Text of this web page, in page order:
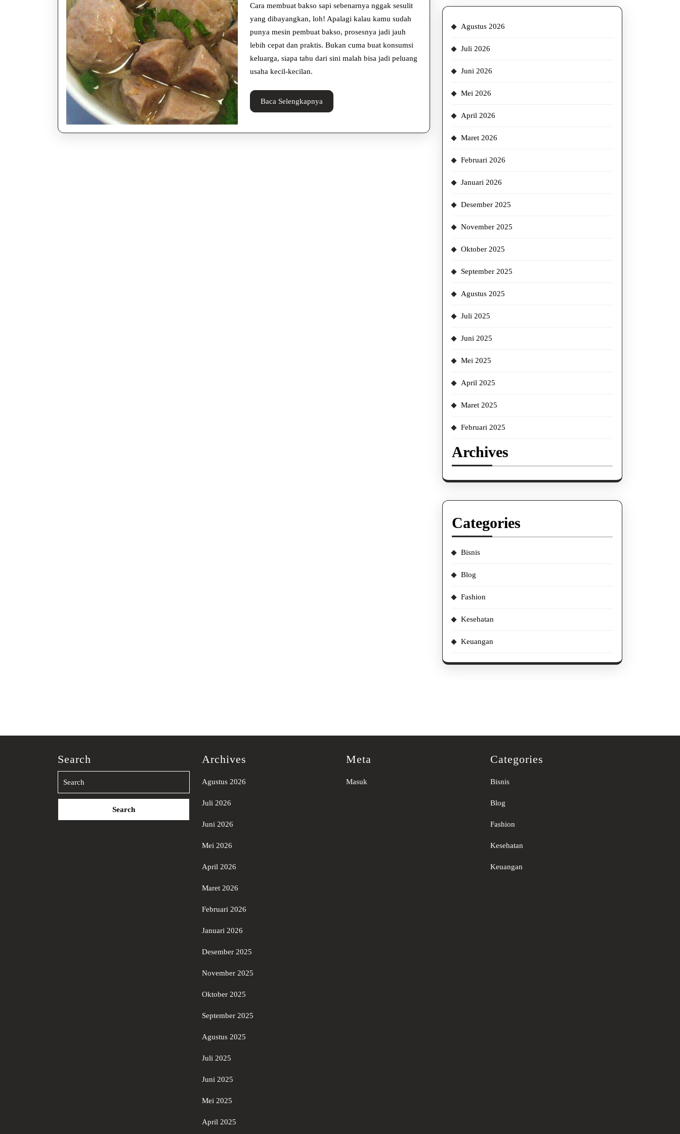
yang
Kenyal
dan
Lezat
Cara membuat bakso sapi sebenarnya nggak sesulit
yang dibayangkan, loh! Apalagi kalau kamu sudah
punya mesin pembuat bakso, prosesnya jadi jauh
lebih cepat dan praktis. Bukan cuma buat konsumsi
keluarga, siapa tahu dari sini malah bisa jadi peluang
usaha kecil-kecilan.
Baca Selengkapnya
Selengkapnya
Agustus 2026
Juli 2026
Juni 2026
Mei 2026
April 2026
Maret 2026
Februari 2026
Januari 2026
Desember 2025
November 2025
Oktober 2025
September 2025
Agustus 2025
Juli 2025
Juni 2025
Mei 2025
April 2025
Maret 2025
Februari 2025
Archives
Categories
Bisnis
Blog
Fashion
Kesehatan
Keuangan
Search
Search
Archives
Agustus 2026
Juli 2026
Juni 2026
Mei 2026
April 2026
Maret 2026
Februari 2026
Januari 2026
Desember 2025
November 2025
Oktober 2025
September 2025
Agustus 2025
Juli 2025
Juni 2025
Mei 2025
April 2025
Meta
Masuk
Categories
Bisnis
Blog
Fashion
Kesehatan
Keuangan